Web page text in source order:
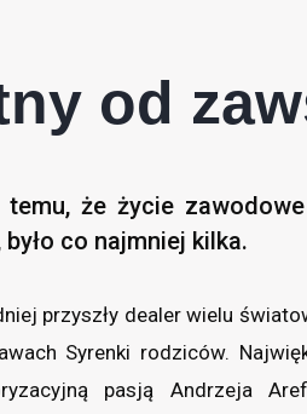
od
temu, że życie
co najmniej kilka.
przyszły dealer wielu
Syrenki rodziców.
pasją Andrzeja